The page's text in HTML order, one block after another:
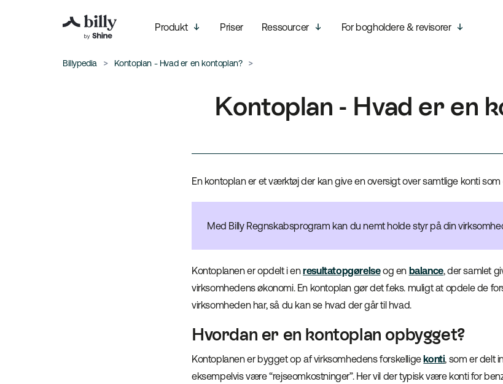
Produkt Priser Ressourcer For bogholdere & revisorer
Billypedia Kontoplan - Hvad er en kontoplan?
Kontoplan - Hvad er en
En kontoplan er et værktøj der kan give en oversigt over samtlige konti
Med Billy Regnskabsprogram kan du nemt holde styr på din
Kontoplanen er opdelt i enresultatopgørelseog en balance, der samlet
virksomhedens økonomi. En kontoplan gør det f.eks. muligt at opdele de
virksomheden har, så du kan se hvad der går til hvad.
Hvordan er en kontoplan opbygget?
Kontoplanen er bygget op af virksomhedens forskelligekonti, som er delt
eksempelvis være “rejseomkostninger”. Her vil der typisk være konti for